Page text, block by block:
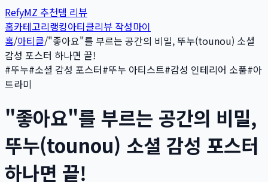
RefyMZ 추천템 리뷰
홈카테고리랭킹아티클리뷰 작성마이
홈/아티클/"좋아요"를 부르는 공간의 비밀, 뚜누(tounou) 소셜
감성 포스터 하나면 끝!
#뚜누#소셜 감성 포스터#뚜누 아티스트#감성 인테리어 소품#아
트라미
"좋아요"를 부르는 공간의 비밀,
뚜누(tounou) 소셜 감성 포스터
하나면 끝!